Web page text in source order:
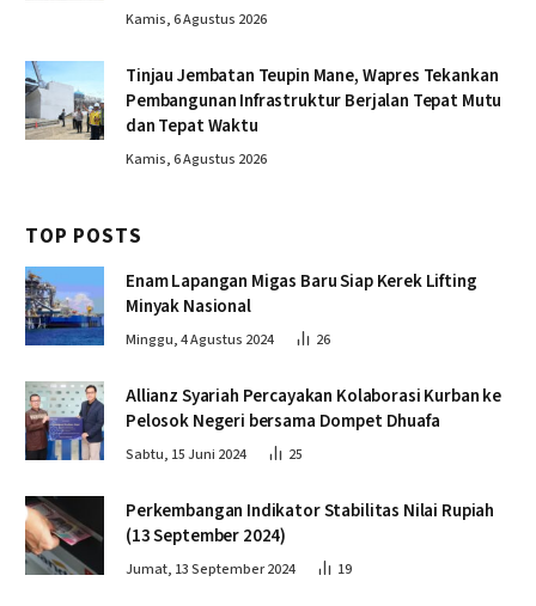
Kamis, 6 Agustus 2026
Tinjau Jembatan Teupin Mane, Wapres Tekankan
Pembangunan Infrastruktur Berjalan Tepat Mutu
dan Tepat Waktu
Kamis, 6 Agustus 2026
TOP POSTS
Enam Lapangan Migas Baru Siap Kerek Lifting
Minyak Nasional
Minggu, 4 Agustus 2024 26
Allianz Syariah Percayakan Kolaborasi Kurban ke
Pelosok Negeri bersama Dompet Dhuafa
Sabtu, 15 Juni 2024 25
Perkembangan Indikator Stabilitas Nilai Rupiah
(13 September 2024)
Jumat, 13 September 2024 19